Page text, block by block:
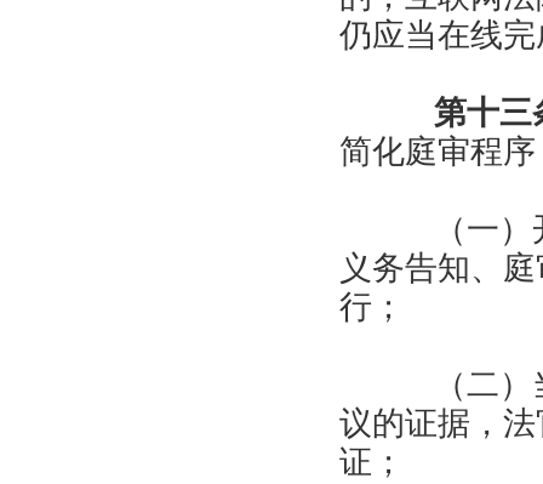
仍应当在线
第十三
简化庭审程
（一）开
义务告知、
行；
（二）当
议的证据，
证；